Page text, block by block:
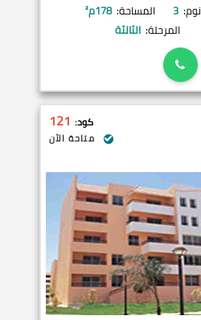
نوم: 3 المساحة: 178م²
المرحلة: الثالثة
كود: 121
متاحة الآن